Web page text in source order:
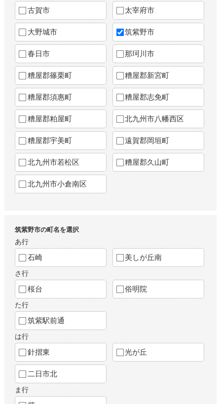
古賀市 太宰府市
大野城市 筑紫野市
春日市 那珂川市
糟屋郡篠栗町 糟屋郡新宮町
糟屋郡須惠町 糟屋郡志免町
糟屋郡粕屋町 北九州市八幡西区
糟屋郡宇美町 遠賀郡岡垣町
北九州市若松区 糟屋郡久山町
北九州市小倉南区
筑紫野市の町名を選択
あ行
石崎 美しが丘南
さ行
桜台 俗明院
た行
筑紫駅前通
は行
針摺東 光が丘
二日市北
ま行